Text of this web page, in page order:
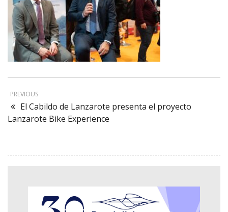
PREVIOUS
El Cabildo de Lanzarote presenta el proyecto
Lanzarote Bike Experience